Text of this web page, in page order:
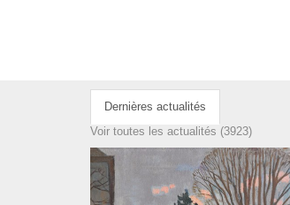
Dernières actualités
Voir toutes les actualités (3923)